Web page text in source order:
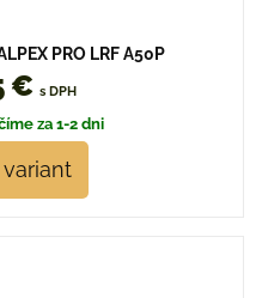
PRO LRF A50P
€ s DPH
za 1-2 dni